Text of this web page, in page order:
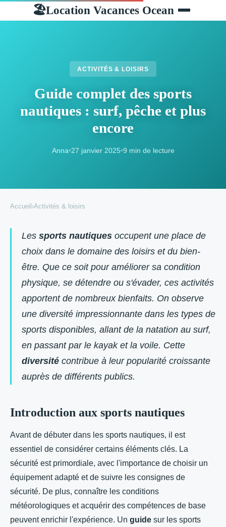
🏖Location Vacances Ocean
ACTIVITÉS & LOISIRS
Guide complet des sports
nautiques : surf, pêche et plus
encore
Anna•27 janvier 2025•9 min de lecture
Accueil ›Activités & loisirs
Les sports nautiques occupent une place de
choix dans le domaine des loisirs et du bien-
être. Que ce soit pour améliorer sa condition
physique, se détendre ou s'évader, ces activités
apportent de nombreux bienfaits. On observe
une diversité impressionnante dans les types de
sports disponibles, allant de la natation au surf,
en passant par le kayak et la voile. Cette
diversité contribue à leur popularité croissante
auprès de différents publics.
Introduction aux sports nautiques
Avant de débuter dans les sports nautiques, il est
essentiel de considérer certains éléments clés. La
sécurité est primordiale, avec l'importance de choisir un
équipement adapté et de suivre les consignes de
sécurité. De plus, connaître les conditions
météorologiques et acquérir des compétences de base
peuvent enrichir l'expérience. Un guide sur les sports